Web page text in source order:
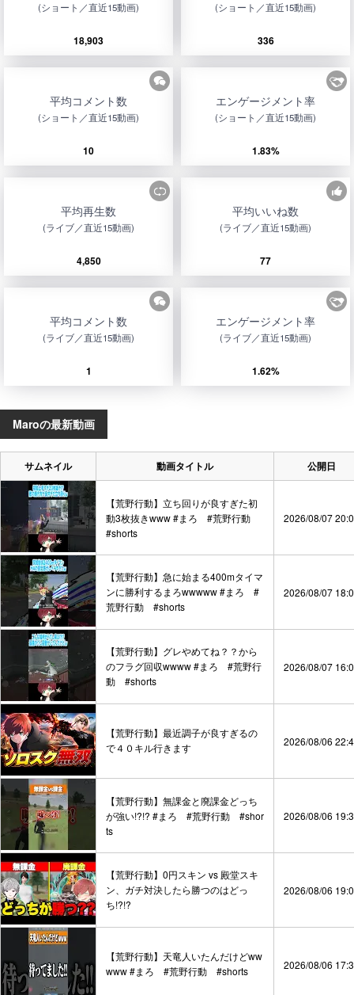
(ショート／直近15動画)
18,903
(ショート／直近15動画)
336
平均コメント数
(ショート／直近15動画)
10
エンゲージメント率
(ショート／直近15動画)
1.83%
平均再生数
(ライブ／直近15動画)
4,850
平均いいね数
(ライブ／直近15動画)
77
平均コメント数
(ライブ／直近15動画)
1
エンゲージメント率
(ライブ／直近15動画)
1.62%
Maroの最新動画
サムネイル 動画タイトル 公開日
【荒野行動】立ち回りが良すぎた初
動3枚抜きwww #まろ #荒野行動
#shorts
2026/08/07
【荒野行動】急に始まる400mタイマ
ンに勝利するまろwwwww #まろ #
荒野行動 #shorts
2026/08/07
【荒野行動】グレやめてね？？から
のフラグ回収wwww #まろ #荒野行
動 #shorts
2026/08/07
【荒野行動】最近調子が良すぎるの
で４０キル行きます
2026/08/06
【荒野行動】無課金と廃課金どっち
が強い!?!? #まろ #荒野行動 #shor
ts
2026/08/06
【荒野行動】0円スキン vs 殿堂スキ
ン、ガチ対決したら勝つのはどっ
ち!?!?
2026/08/06
【荒野行動】天竜人いたんだけどww
www #まろ #荒野行動 #shorts
2026/08/06